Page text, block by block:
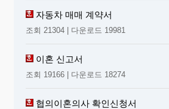
자동차 매매 계약서
조회 21304 | 다운로드 19981
이혼 신고서
조회 19166 | 다운로드 18274
협의이혼의사 확인신청서